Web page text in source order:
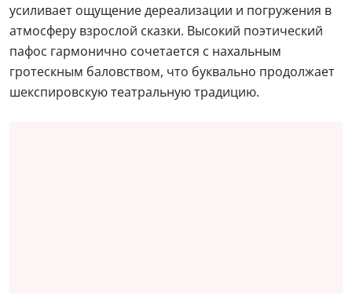
усиливает ощущение дереализации и погружения в
атмосферу взрослой сказки. Высокий поэтический
пафос гармонично сочетается с нахальным
гротескным баловством, что буквально продолжает
шекспировскую театральную традицию.